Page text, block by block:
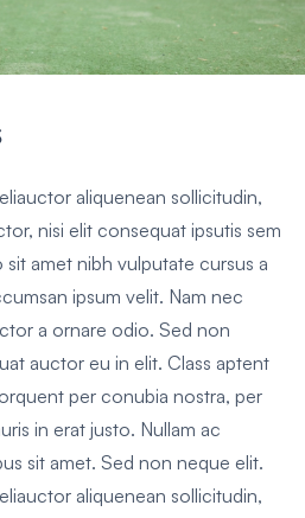
aliquenean sollicitudin,
nisi elit consequat ipsutis sem
amet nibh vulputate cursus a
ipsum velit. Nam nec
a ornare odio. Sed non
auctor eu in elit. Class aptent
per conubia nostra, per
in erat justo. Nullam ac
sit amet. Sed non neque elit.
aliquenean sollicitudin,